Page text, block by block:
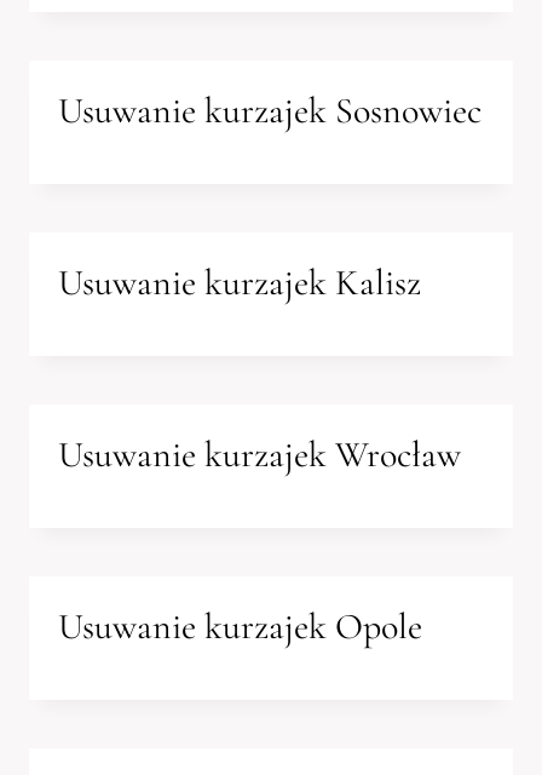
Usuwanie kurzajek Sosnowiec
Usuwanie kurzajek Kalisz
Usuwanie kurzajek Wrocław
Usuwanie kurzajek Opole